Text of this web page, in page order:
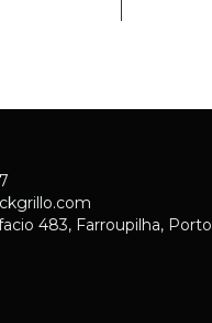
483, Farroupilha, Porto